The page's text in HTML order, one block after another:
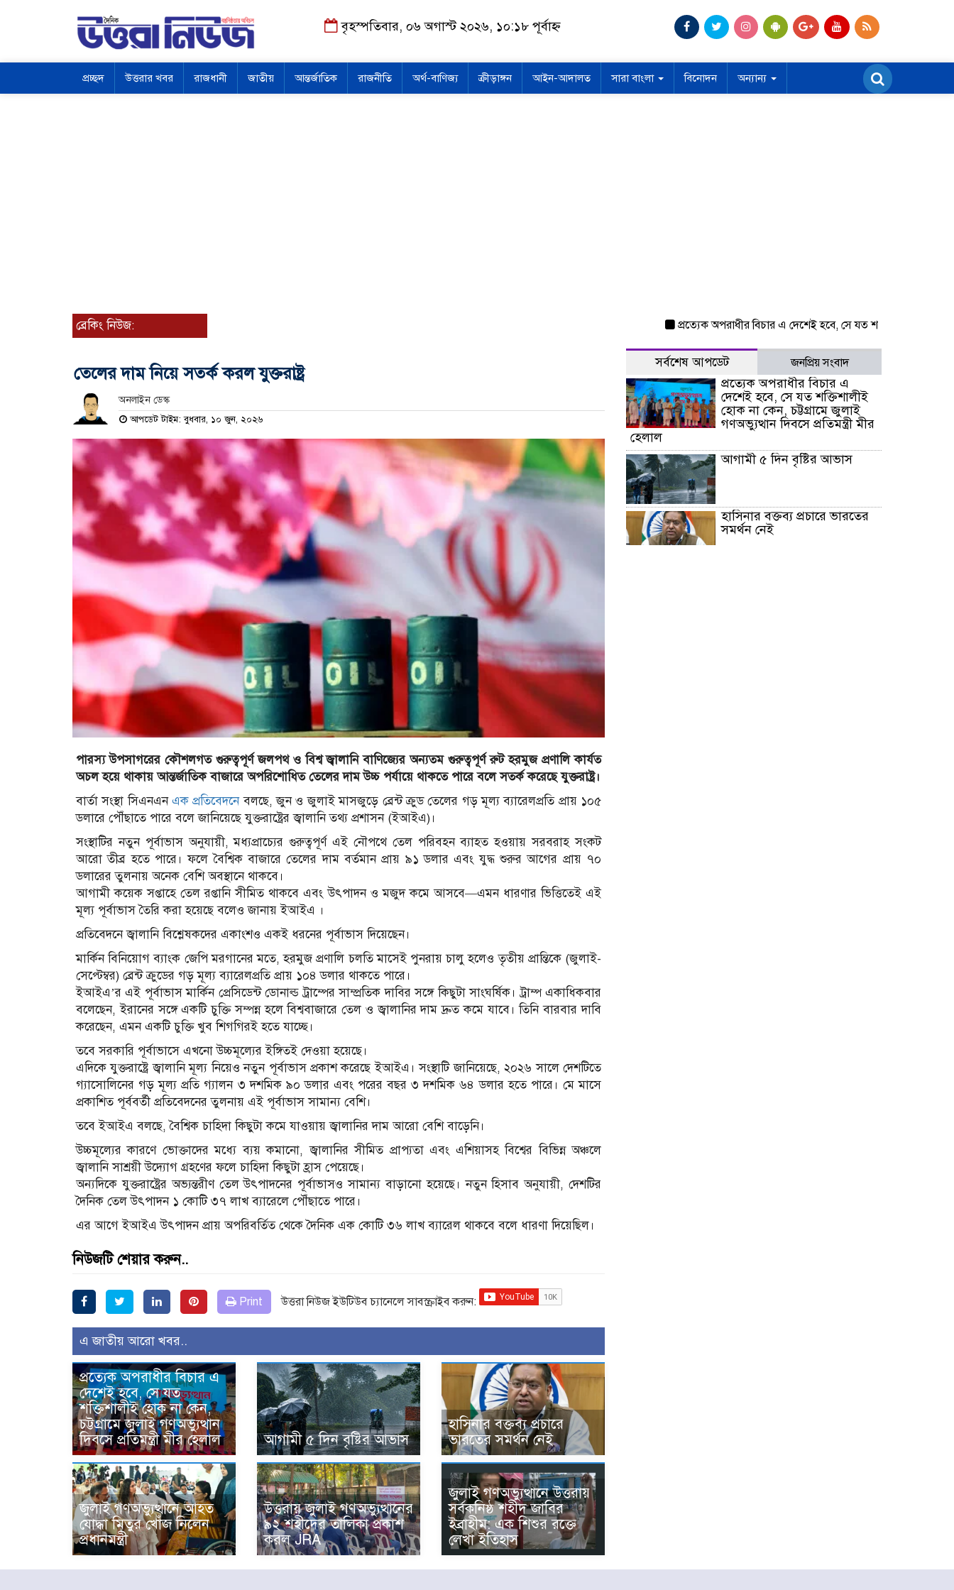
বৃহস্পতিবার, ০৬ অগাস্ট ২০২৬, ১০:১৮ পূর্বাহ্ন
প্রচ্ছদ উত্তরার খবর রাজধানী জাতীয় আন্তর্জাতিক রাজনীতি অর্থ-বাণিজ্য ক্রীড়াঙ্গন আইন-আদালত সারা বাংলা বিনোদন অন্যান্য
ব্রেকিং নিউজ: প্রত্যেক অপরাধীর বিচার এ দেশেই হবে, সে যত শক্তিশালীই হোক না
তেলের দাম নিয়ে সতর্ক করল যুক্তরাষ্ট্র
অনলাইন ডেস্ক
আপডেট টাইম: বুধবার, ১০ জুন, ২০২৬
পারস্য উপসাগরের কৌশলগত গুরুত্বপূর্ণ জলপথ ও বিশ্ব জ্বালানি বাণিজ্যের অন্যতম গুরুত্বপূর্ণ রুট হরমুজ প্রণালি কার্যত
অচল হয়ে থাকায় আন্তর্জাতিক বাজারে অপরিশোধিত তেলের দাম উচ্চ পর্যায়ে থাকতে পারে বলে সতর্ক করেছে যুক্তরাষ্ট্র।
বার্তা সংস্থা সিএনএনএক প্রতিবেদনেবলছে, জুন ও জুলাই মাসজুড়ে ব্রেন্ট ক্রুড তেলের গড় মূল্য ব্যারেলপ্রতি প্রায় ১০৫
ডলারে পৌঁছাতে পারে বলে জানিয়েছে যুক্তরাষ্ট্রের জ্বালানি তথ্য প্রশাসন (ইআইএ)।
সংস্থাটির নতুন পূর্বাভাস অনুযায়ী, মধ্যপ্রাচ্যের গুরুত্বপূর্ণ এই নৌপথে তেল পরিবহন ব্যাহত হওয়ায় সরবরাহ সংকট
আরো তীব্র হতে পারে। ফলে বৈশ্বিক বাজারে তেলের দাম বর্তমান প্রায় ৯১ ডলার এবং যুদ্ধ শুরুর আগের প্রায় ৭০
ডলারের তুলনায় অনেক বেশি অবস্থানে থাকবে।
আগামী কয়েক সপ্তাহে তেল রপ্তানি সীমিত থাকবে এবং উৎপাদন ও মজুদ কমে আসবে—এমন ধারণার ভিত্তিতেই এই
মূল্য পূর্বাভাস তৈরি করা হয়েছে বলেও জানায় ইআইএ ।
প্রতিবেদনে জ্বালানি বিশ্লেষকদের একাংশও একই ধরনের পূর্বাভাস দিয়েছেন।
মার্কিন বিনিয়োগ ব্যাংক জেপি মরগানের মতে, হরমুজ প্রণালি চলতি মাসেই পুনরায় চালু হলেও তৃতীয় প্রান্তিকে (জুলাই-
সেপ্টেম্বর) ব্রেন্ট ক্রুডের গড় মূল্য ব্যারেলপ্রতি প্রায় ১০৪ ডলার থাকতে পারে।
ইআইএ’র এই পূর্বাভাস মার্কিন প্রেসিডেন্ট ডোনাল্ড ট্রাম্পের সাম্প্রতিক দাবির সঙ্গে কিছুটা সাংঘর্ষিক। ট্রাম্প একাধিকবার
বলেছেন, ইরানের সঙ্গে একটি চুক্তি সম্পন্ন হলে বিশ্ববাজারে তেল ও জ্বালানির দাম দ্রুত কমে যাবে। তিনি বারবার দাবি
করেছেন, এমন একটি চুক্তি খুব শিগগিরই হতে যাচ্ছে।
তবে সরকারি পূর্বাভাসে এখনো উচ্চমূল্যের ইঙ্গিতই দেওয়া হয়েছে।
এদিকে যুক্তরাষ্ট্রে জ্বালানি মূল্য নিয়েও নতুন পূর্বাভাস প্রকাশ করেছে ইআইএ। সংস্থাটি জানিয়েছে, ২০২৬ সালে দেশটিতে
গ্যাসোলিনের গড় মূল্য প্রতি গ্যালন ৩ দশমিক ৯০ ডলার এবং পরের বছর ৩ দশমিক ৬৪ ডলার হতে পারে। মে মাসে
প্রকাশিত পূর্ববর্তী প্রতিবেদনের তুলনায় এই পূর্বাভাস সামান্য বেশি।
তবে ইআইএ বলছে, বৈশ্বিক চাহিদা কিছুটা কমে যাওয়ায় জ্বালানির দাম আরো বেশি বাড়েনি।
উচ্চমূল্যের কারণে ভোক্তাদের মধ্যে ব্যয় কমানো, জ্বালানির সীমিত প্রাপ্যতা এবং এশিয়াসহ বিশ্বের বিভিন্ন অঞ্চলে
জ্বালানি সাশ্রয়ী উদ্যোগ গ্রহণের ফলে চাহিদা কিছুটা হ্রাস পেয়েছে।
অন্যদিকে যুক্তরাষ্ট্রের অভ্যন্তরীণ তেল উৎপাদনের পূর্বাভাসও সামান্য বাড়ানো হয়েছে। নতুন হিসাব অনুযায়ী, দেশটির
দৈনিক তেল উৎপাদন ১ কোটি ৩৭ লাখ ব্যারেলে পৌঁছাতে পারে।
এর আগে ইআইএ উৎপাদন প্রায় অপরিবর্তিত থেকে দৈনিক এক কোটি ৩৬ লাখ ব্যারেল থাকবে বলে ধারণা দিয়েছিল।
নিউজটি শেয়ার করুন..
Print উত্তরা নিউজ ইউটিউব চ্যানেলে সাবস্ক্রাইব করুন:
এ জাতীয় আরো খবর..
প্রত্যেক অপরাধীর বিচার এ
দেশেই হবে, সে যত
শক্তিশালীই হোক না কেন,
চট্টগ্রামে জুলাই গণঅভ্যুত্থান
দিবসে প্রতিমন্ত্রী মীর হেলাল
আগামী ৫ দিন বৃষ্টির আভাস
হাসিনার বক্তব্য প্রচারে
ভারতের সমর্থন নেই
জুলাই গণঅভ্যুত্থানে আহত
যোদ্ধা মিতুর খোঁজ নিলেন
প্রধানমন্ত্রী
উত্তরায় জুলাই গণঅভ্যুত্থানের
৯২ শহীদের তালিকা প্রকাশ
করল JRA
জুলাই গণঅভ্যুত্থানে উত্তরায়
সর্বকনিষ্ঠ শহীদ জাবির
ইব্রাহীম: এক শিশুর রক্তে
লেখা ইতিহাস
সর্বশেষ আপডেট জনপ্রিয় সংবাদ
প্রত্যেক অপরাধীর বিচার এ
দেশেই হবে, সে যত শক্তিশালীই
হোক না কেন, চট্টগ্রামে জুলাই
গণঅভ্যুত্থান দিবসে প্রতিমন্ত্রী মীর
হেলাল
আগামী ৫ দিন বৃষ্টির আভাস
হাসিনার বক্তব্য প্রচারে ভারতের
সমর্থন নেই